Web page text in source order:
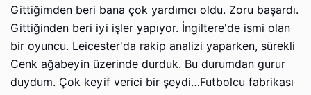
Gittiğimden beri bana çok yardımcı oldu. Zoru başardı.
Gittiğinden beri iyi işler yapıyor. İngiltere'de ismi olan
bir oyuncu. Leicester'da rakip analizi yaparken, sürekli
Cenk ağabeyin üzerinde durduk. Bu durumdan gurur
duydum. Çok keyif verici bir şeydi…Futbolcu fabrikası